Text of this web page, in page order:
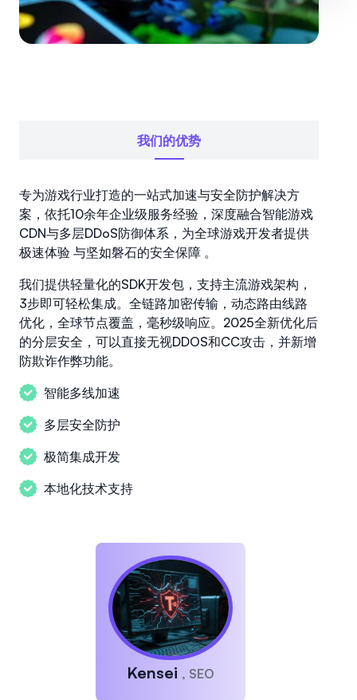
我们的优势
专为游戏行业打造的一站式加速与安全防护解决方
案，依托10余年企业级服务经验，深度融合智能游戏
CDN与多层DDoS防御体系，为全球游戏开发者提供
极速体验 与坚如磐石的安全保障 。
我们提供轻量化的SDK开发包，支持主流游戏架构，
3步即可轻松集成。全链路加密传输，动态路由线路
优化，全球节点覆盖，毫秒级响应。2025全新优化后
的分层安全，可以直接无视DDOS和CC攻击，并新增
防欺诈作弊功能。
智能多线加速
多层安全防护
极简集成开发
本地化技术支持
Kensei , SEO